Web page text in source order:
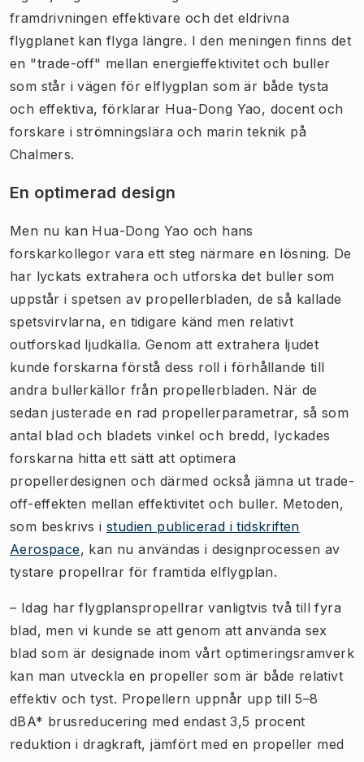
framdrivningen effektivare och det eldrivna
flygplanet kan flyga längre. I den meningen finns det
en "trade-off" mellan energieffektivitet och buller
som står i vägen för elflygplan som är både tysta
och effektiva, förklarar Hua-Dong Yao, docent och
forskare i strömningslära och marin teknik på
Chalmers.
En optimerad design
Men nu kan Hua-Dong Yao och hans
forskarkollegor vara ett steg närmare en lösning. De
har lyckats extrahera och utforska det buller som
uppstår i spetsen av propellerbladen, de så kallade
spetsvirvlarna, en tidigare känd men relativt
outforskad ljudkälla. Genom att extrahera ljudet
kunde forskarna förstå dess roll i förhållande till
andra bullerkällor från propellerbladen. När de
sedan justerade en rad propellerparametrar, så som
antal blad och bladets vinkel och bredd, lyckades
forskarna hitta ett sätt att optimera
propellerdesignen och därmed också jämna ut trade-
off-effekten mellan effektivitet och buller. Metoden,
som beskrivs istudien publicerad i tidskriften
Aerospace, kan nu användas i designprocessen av
tystare propellrar för framtida elflygplan.
– Idag har flygplanspropellrar vanligtvis två till fyra
blad, men vi kunde se att genom att använda sex
blad som är designade inom vårt optimeringsramverk
kan man utveckla en propeller som är både relativt
effektiv och tyst. Propellern uppnår upp till 5–8
dBA* brusreducering med endast 3,5 procent
reduktion i dragkraft, jämfört med en propeller med